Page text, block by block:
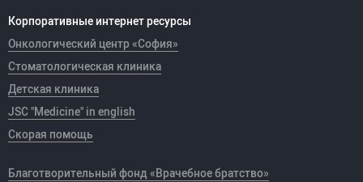
Корпоративные интернет ресурсы
Онкологический центр «София»
Стоматологическая клиника
Детская клиника
JSC "Medicine" in english
Скорая помощь
Благотворительный фонд «Врачебное братство»